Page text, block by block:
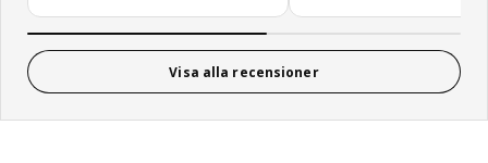
Visa alla recensioner